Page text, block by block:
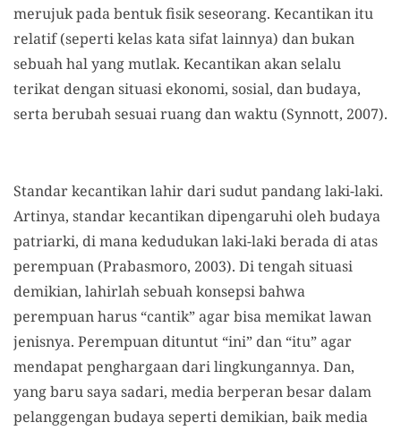
merujuk pada bentuk fisik seseorang. Kecantikan itu
relatif (seperti kelas kata sifat lainnya) dan bukan
sebuah hal yang mutlak. Kecantikan akan selalu
terikat dengan situasi ekonomi, sosial, dan budaya,
serta berubah sesuai ruang dan waktu (Synnott, 2007).
Standar kecantikan lahir dari sudut pandang laki-laki.
Artinya, standar kecantikan dipengaruhi oleh budaya
patriarki, di mana kedudukan laki-laki berada di atas
perempuan (Prabasmoro, 2003). Di tengah situasi
demikian, lahirlah sebuah konsepsi bahwa
perempuan harus “cantik” agar bisa memikat lawan
jenisnya. Perempuan dituntut “ini” dan “itu” agar
mendapat penghargaan dari lingkungannya. Dan,
yang baru saya sadari, media berperan besar dalam
pelanggengan budaya seperti demikian, baik media